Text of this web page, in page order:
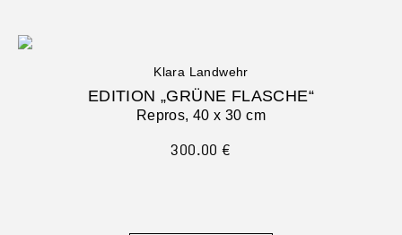
Klara Landwehr
EDITION „GRÜNE FLASCHE“
Repros, 40 x 30 cm
300.00 €